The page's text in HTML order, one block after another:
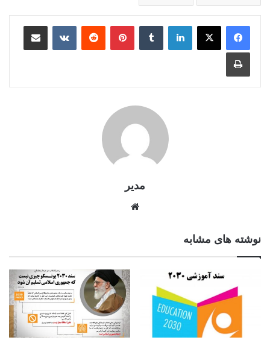
لینکدین ‫تامبلر ‫پین‌ترست‫رددیت ‫VKontakteرایانامه
چاپ
مدیر
نوشته های مشابه